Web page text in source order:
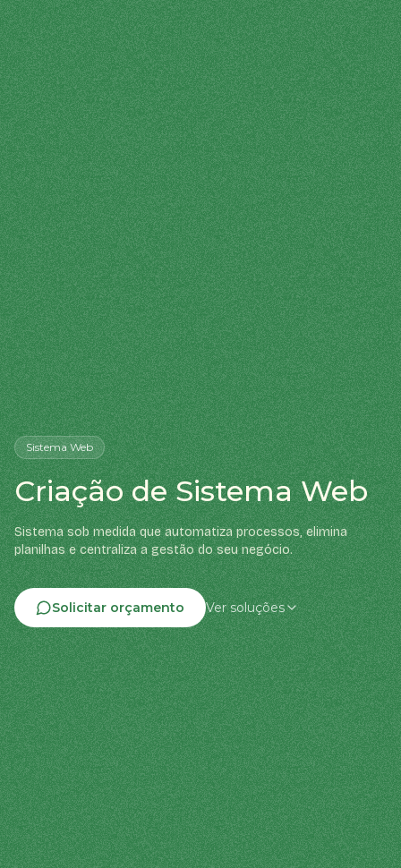
Sistema Web
Criação de Sistema Web
Sistema sob medida que automatiza processos, elimina
planilhas e centraliza a gestão do seu negócio.
Solicitar orçamento Ver soluções